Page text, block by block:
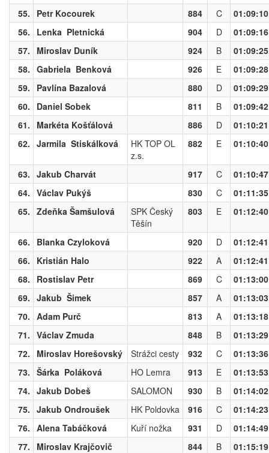
55.
Petr Kocourek 884 C
01:09:10
56.
Lenka Pletnická 904 D
01:09:16
57.
Miroslav Duník 924 B
01:09:25
58. Gabriela Benková 926 E
01:09:28
59.
Pavlína Bazalová 880 D
01:09:29
60.
Daniel Sobek 811 B
01:09:42
61.
Markéta Košťálová 886 D
01:10:21
62. Jarmila Stiskálková
HK TOP OL
z.s.
882 E 01:10:40
63. Jakub Charvát 917 C
01:10:47
64. Václav Pukýš 830 C
01:11:35
65. Zdeňka Šamšulová
SPK Český
Těšín
803 E 01:12:40
66. Blanka Czyloková 920 D
01:12:41
66.
Kristián Halo 922 A
01:12:41
68.
Rostislav Petr 869 C
01:13:00
69. Jakub Šimek 857 A
01:13:03
70. Adam Purč 813 A
01:13:18
71. Václav Zmuda 848 B
01:13:29
72.
Miroslav Horešovský Strážci cesty 932 C
01:13:36
73. Šárka Poláková HO Lemra 913 E
01:13:53
74. Jakub Dobeš SALOMON 930 B
01:14:02
75. Jakub Ondroušek HK Poldovka 916 C
01:14:23
76. Alena Tabáčková Kuří nožka 931 D
01:14:49
77.
Miroslav Krajčovič 844 B
01:15:19